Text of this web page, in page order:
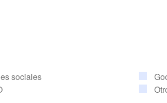
sociales